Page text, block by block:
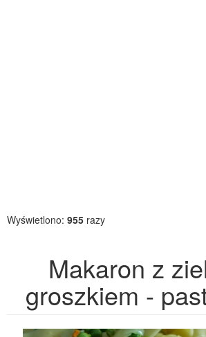
Wyświetlono: 955 razy
Makaron z
groszkiem -